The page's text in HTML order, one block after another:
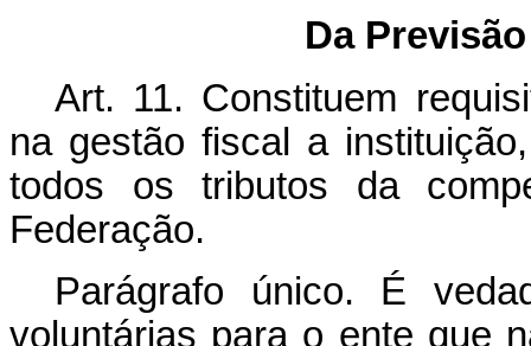
Da
Art. 11. Constituem
na gestão fiscal a
todos os tributos da
Federação.
Parágrafo único. É
voluntárias para o ente que